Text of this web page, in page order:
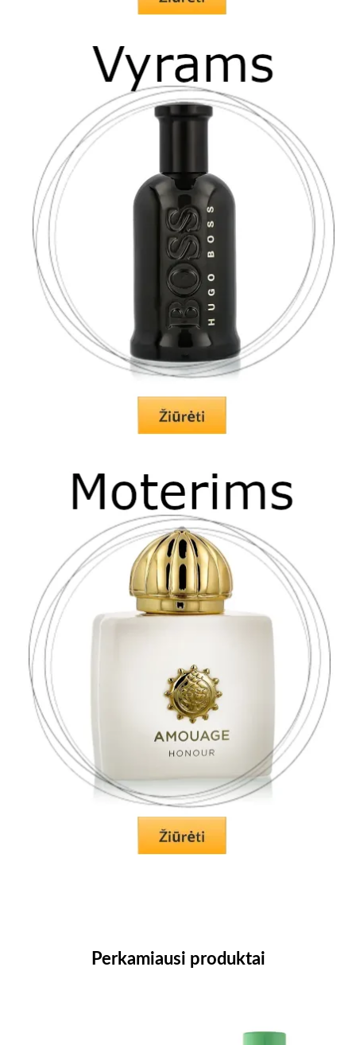
Perkamiausi produktai